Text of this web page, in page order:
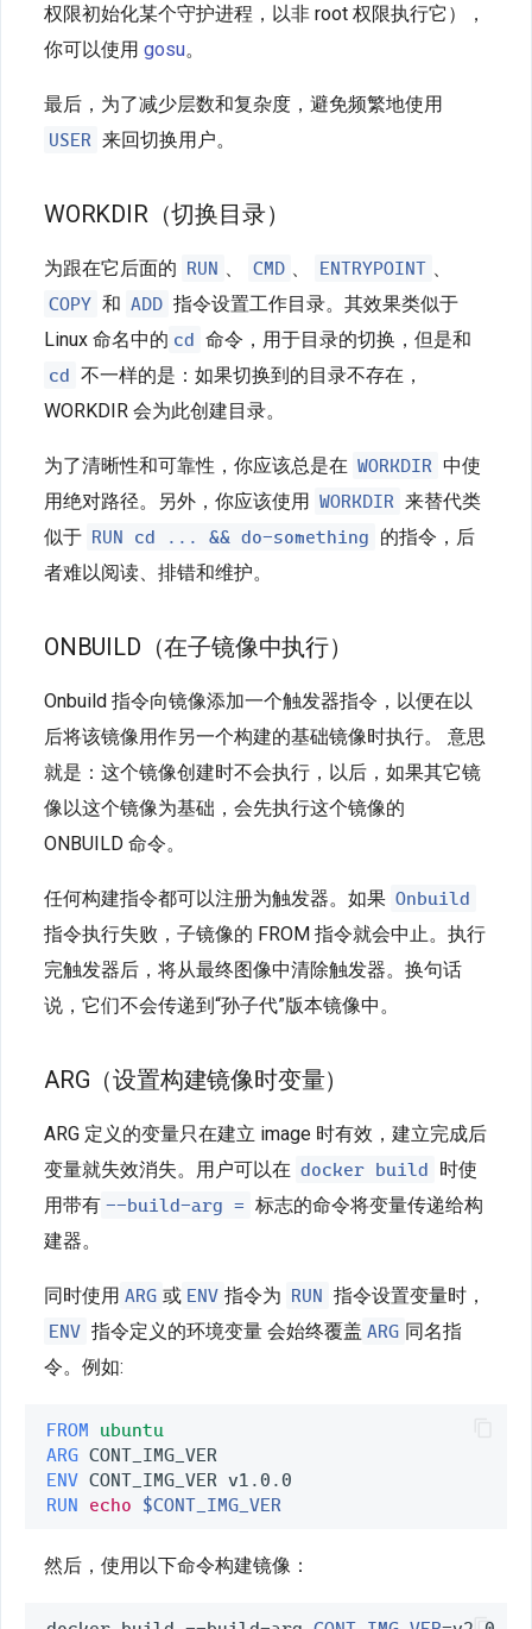
权限初始化某个守护进程，以非 root 权限执行它），
你可以使用 gosu。
最后，为了减少层数和复杂度，避免频繁地使用
USER 来回切换用户。
WORKDIR（切换目录）
为跟在它后面的 RUN 、 CMD 、 ENTRYPOINT 、
COPY 和 ADD 指令设置工作目录。其效果类似于
Linux 命名中的 cd 命令，用于目录的切换，但是和
cd 不一样的是：如果切换到的目录不存在，
WORKDIR 会为此创建目录。
为了清晰性和可靠性，你应该总是在 WORKDIR 中使
用绝对路径。另外，你应该使用 WORKDIR 来替代类
似于 RUN cd ... && do-something 的指令，后
者难以阅读、排错和维护。
ONBUILD（在子镜像中执行）
Onbuild 指令向镜像添加一个触发器指令，以便在以
后将该镜像用作另一个构建的基础镜像时执行。 意思
就是：这个镜像创建时不会执行，以后，如果其它镜
像以这个镜像为基础，会先执行这个镜像的
ONBUILD 命令。
任何构建指令都可以注册为触发器。如果 Onbuild
指令执行失败，子镜像的 FROM 指令就会中止。执行
完触发器后，将从最终图像中清除触发器。换句话
说，它们不会传递到“孙子代”版本镜像中。
ARG（设置构建镜像时变量）
ARG 定义的变量只在建立 image 时有效，建立完成后
变量就失效消失。用户可以在 docker build 时使
用带有 --build-arg = 标志的命令将变量传递给构
建器。
同时使用 ARG 或 ENV 指令为 RUN 指令设置变量时，
ENV 指令定义的环境变量 会始终覆盖 ARG 同名指
令。例如:
FROM ubuntu
ARG
CONT_IMG_VER
ENV
RUN echo $CONT_IMG_VER
然后，使用以下命令构建镜像：